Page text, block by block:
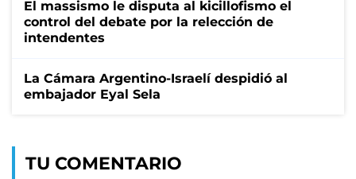
El massismo le disputa al kicillofismo el
control del debate por la relección de
intendentes
La Cámara Argentino-Israelí despidió al
embajador Eyal Sela
TU COMENTARIO